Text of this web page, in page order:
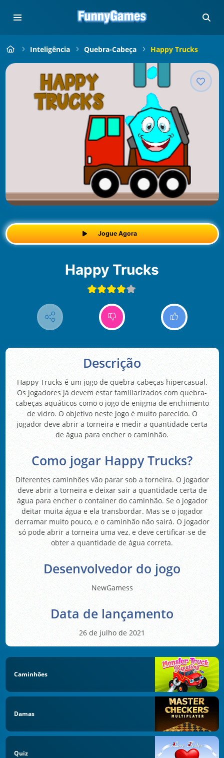
Inteligência Quebra-Cabeça Happy Trucks
Jogue Agora
Happy Trucks
Descrição
Happy Trucks é um jogo de quebra-cabeças hipercasual.
Os jogadores já devem estar familiarizados com quebra-
cabeças aquáticos como o jogo de enigma de enchimento
de vidro. O objetivo neste jogo é muito parecido. O
jogador deve abrir a torneira e medir a quantidade certa
de água para encher o caminhão.
Como jogar Happy Trucks?
Diferentes caminhões vão parar sob a torneira. O jogador
deve abrir a torneira e deixar sair a quantidade certa de
água para encher o container do caminhão. Se o jogador
deitar muita água e ela transbordar. Mas se o jogador
derramar muito pouco, e o caminhão não sairá. O jogador
só pode abrir a torneira uma vez, e deve certificar-se de
obter a quantidade de água correta.
Desenvolvedor do jogo
NewGamess
Data de lançamento
26 de julho de 2021
Caminhões
Damas
Quiz